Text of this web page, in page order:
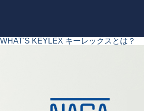
WHAT'S KEYLEX キーレックスとは？